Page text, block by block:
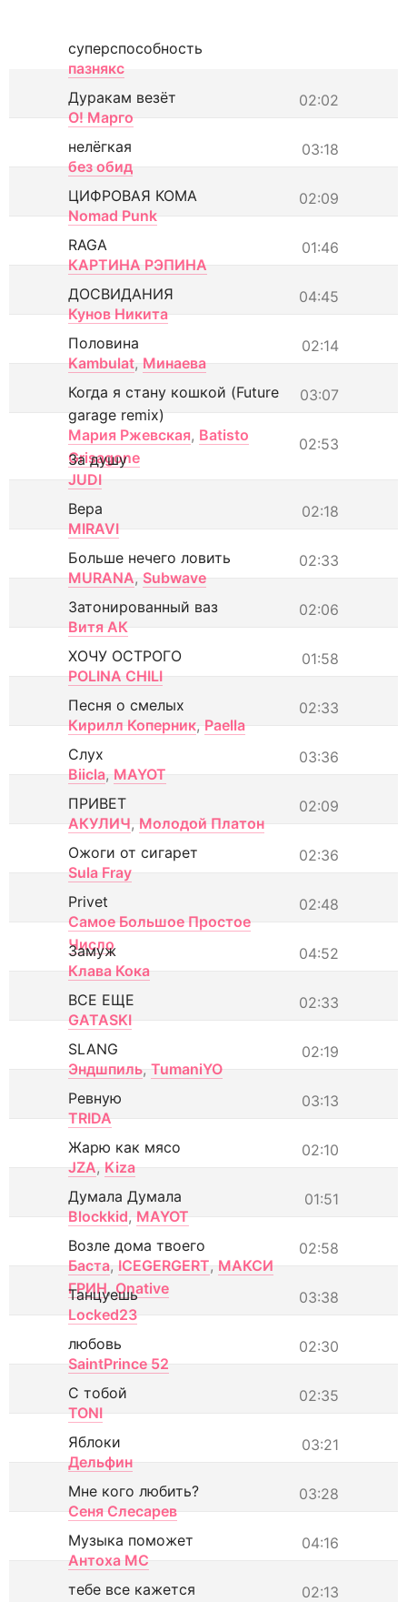
суперспособность
пазнякс
02:02
Дуракам везёт
О! Марго
03:18
нелёгкая
без обид
02:09
ЦИФРОВАЯ КОМА
Nomad Punk
01:46
RAGA
КАРТИНА РЭПИНА
04:45
ДОСВИДАНИЯ
Кунов Никита
02:14
Половина
Kambulat, Минаева
03:07
Когда я стану кошкой (Future
garage remix)
Мария Ржевская, Batisto
Grisagone
02:53
За душу
JUDI
02:18
Вера
MIRAVI
02:33
Больше нечего ловить
MURANA, Subwave
02:06
Затонированный ваз
Витя АК
01:58
ХОЧУ ОСТРОГО
POLINA CHILI
02:33
Песня о смелых
Кирилл Коперник, Paella
03:36
Слух
Biicla, MAYOT
02:09
ПРИВЕТ
АКУЛИЧ, Молодой Платон
02:36
Ожоги от сигарет
Sula Fray
02:48
Privet
Самое Большое Простое
Число
04:52
Замуж
Клава Кока
02:33
ВСЕ ЕЩЕ
GATASKI
02:19
SLANG
Эндшпиль, TumaniYO
03:13
Ревную
TRIDA
02:10
Жарю как мясо
JZA, Kiza
01:51
Думала Думала
Blockkid, MAYOT
02:58
Возле дома твоего
Баста, ICEGERGERT, МАКСИ
ГРИН, Onative 03:38
Танцуешь
Locked23
02:30
любовь
SaintPrince 52
02:35
С тобой
TONI
03:21
Яблоки
Дельфин
03:28
Мне кого любить?
Сеня Слесарев
04:16
Музыка поможет
Антоха МС
02:13
тебе все кажется